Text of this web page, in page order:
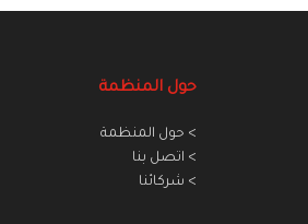
حول المنظمة
> حول المنظمة
> اتصل بنا
> شركائنا